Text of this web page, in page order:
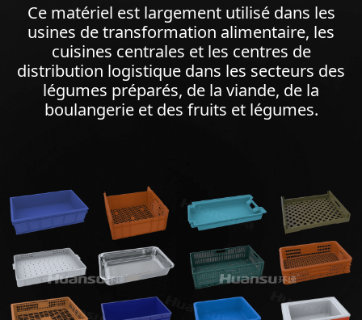
Ce matériel est largement utilisé dans les
usines de transformation alimentaire, les
cuisines centrales et les centres de
distribution logistique dans les secteurs des
légumes préparés, de la viande, de la
boulangerie et des fruits et légumes.